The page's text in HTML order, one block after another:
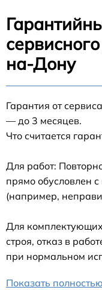
на-Дону
Гарантия от
— до 3 месяцев.
Что считается
Для работ:
прямо обусловлен
(например,
Для
строя, отказ в
при нормальном
Показать полностью